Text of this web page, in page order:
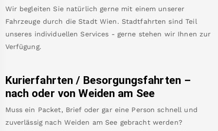
Wir begleiten Sie natürlich gerne mit einem unserer
Fahrzeuge durch die Stadt Wien. Stadtfahrten sind Teil
unseres individuellen Services - gerne stehen wir Ihnen zur
Verfügung.
Kurierfahrten / Besorgungsfahrten –
nach oder von Weiden am See
Muss ein Packet, Brief oder gar eine Person schnell und
zuverlässig nach Weiden am See gebracht werden?